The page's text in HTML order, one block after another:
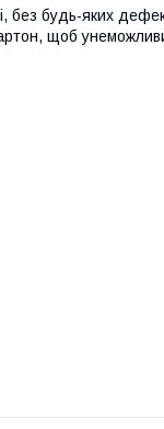
без будь-яких
щоб